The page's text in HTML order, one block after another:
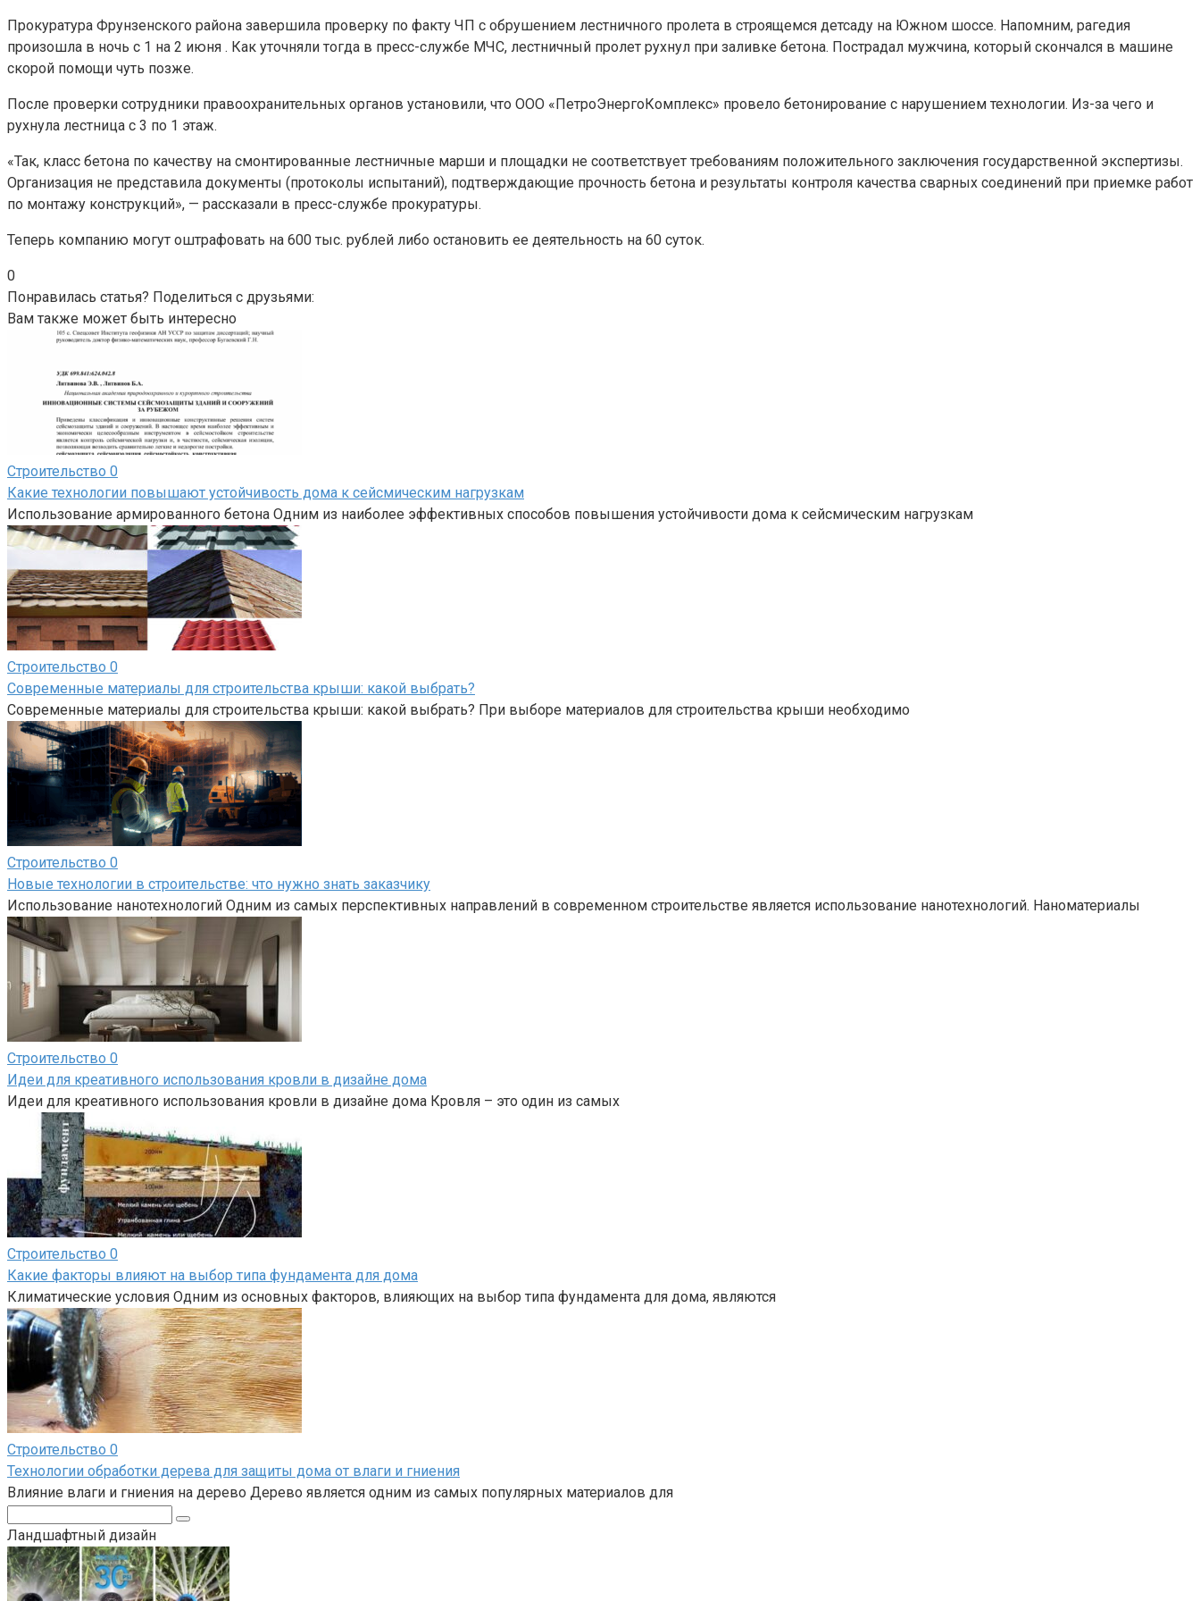
Прокуратура Фрунзенского района завершила проверку по факту ЧП с обрушением лестничного пролета в строящемся детсаду на Южном шоссе. Напомним, рагедия
произошла в ночь с 1 на 2 июня . Как уточняли тогда в пресс-службе МЧС, лестничный пролет рухнул при заливке бетона. Пострадал мужчина, который скончался в машине
скорой помощи чуть позже.
После проверки сотрудники правоохранительных органов установили, что ООО «ПетроЭнергоКомплекс» провело бетонирование с нарушением технологии. Из-за чего и
рухнула лестница с 3 по 1 этаж.
«Так, класс бетона по качеству на смонтированные лестничные марши и площадки не соответствует требованиям положительного заключения государственной экспертизы.
Организация не представила документы (протоколы испытаний), подтверждающие прочность бетона и результаты контроля качества сварных соединений при приемке работ
по монтажу конструкций», — рассказали в пресс-службе прокуратуры.
Теперь компанию могут оштрафовать на 600 тыс. рублей либо остановить ее деятельность на 60 суток.
0
Понравилась статья? Поделиться с друзьями:
Вам также может быть интересно
Строительство 0
Какие технологии повышают устойчивость дома к сейсмическим нагрузкам
Использование армированного бетона Одним из наиболее эффективных способов повышения устойчивости дома к сейсмическим нагрузкам
Строительство 0
Современные материалы для строительства крыши: какой выбрать?
Современные материалы для строительства крыши: какой выбрать? При выборе материалов для строительства крыши необходимо
Строительство 0
Новые технологии в строительстве: что нужно знать заказчику
Использование нанотехнологий Одним из самых перспективных направлений в современном строительстве является использование нанотехнологий. Наноматериалы
Строительство 0
Идеи для креативного использования кровли в дизайне дома
Идеи для креативного использования кровли в дизайне дома Кровля – это один из самых
Строительство 0
Какие факторы влияют на выбор типа фундамента для дома
Климатические условия Одним из основных факторов, влияющих на выбор типа фундамента для дома, являются
Строительство 0
Технологии обработки дерева для защиты дома от влаги и гниения
Влияние влаги и гниения на дерево Дерево является одним из самых популярных материалов для
Ландшафтный дизайн